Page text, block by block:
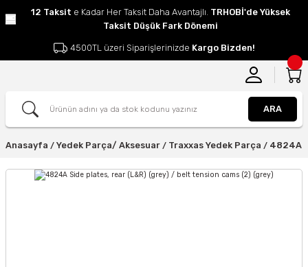
12 Taksit e Kadar Her Taksit Daha Avantajlı. TRHOBİ'de Yüksek
Taksit Düşük Fark Dönemi
4500TL üzeri Siparişlerinizde Kargo Bizden!
ARA
Anasayfa Yedek Parça/ Aksesuar Traxxas Yedek Parça 4824A